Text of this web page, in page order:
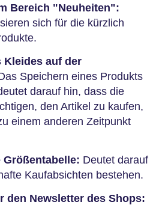
Bereich "Neuheiten":
sich für die kürzlich
Kleides auf der
Speichern eines Produkts
darauf hin, dass die
den Artikel zu kaufen,
einem anderen Zeitpunkt
Deutet darauf
Kaufabsichten bestehen.
den Newsletter des Shops: